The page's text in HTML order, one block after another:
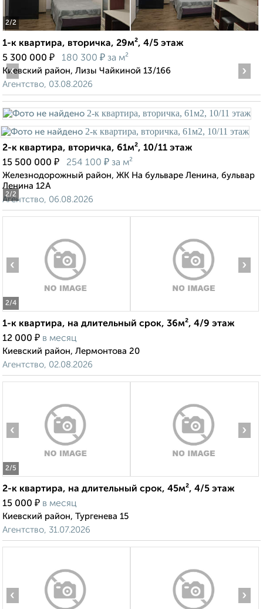
2/2
1-к квартира, вторичка, 29м², 4/5 этаж
5 300 000 ₽ 180 300 ₽ за м²
Киевский район, Лизы Чайкиной 13/166
Агентство, 03.08.2026
2/2
‹ ›
2-к квартира, вторичка, 61м², 10/11 этаж
15 500 000 ₽ 254 100 ₽ за м²
Железнодорожный район, ЖК На бульваре Ленина, бульвар
Ленина 12А
Агентство, 06.08.2026
2/4
‹ ›
1-к квартира, на длительный срок, 36м², 4/9 этаж
12 000 ₽ в месяц
Киевский район, Лермонтова 20
Агентство, 02.08.2026
2/5
‹ ›
2-к квартира, на длительный срок, 45м², 4/5 этаж
15 000 ₽ в месяц
Киевский район, Тургенева 15
Агентство, 31.07.2026
‹ ›